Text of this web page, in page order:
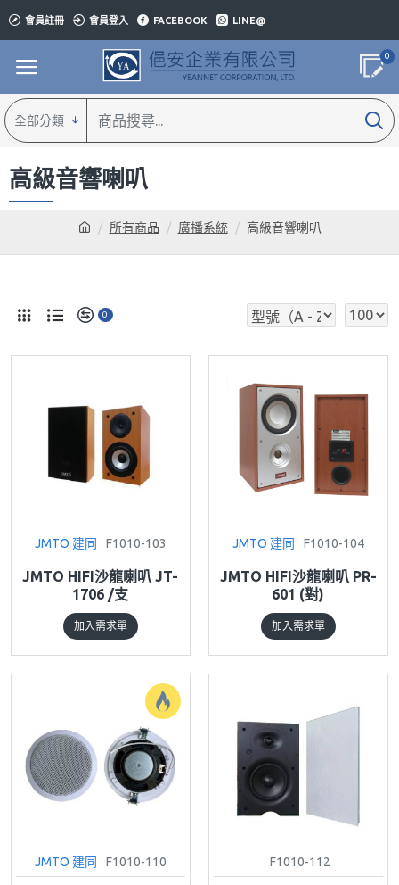
會員註冊 會員登入 FACEBOOK LINE@
0
全部分類
所有商品 廣播系統 高級音響喇叭
高級音響喇叭
0
JMTO 建同 F1010-103
JMTO HIFI沙龍喇叭 JT-
1706 /支
加入需求單
JMTO 建同 F1010-104
JMTO HIFI沙龍喇叭 PR-
601 (對)
加入需求單
JMTO 建同 F1010-110 F1010-112